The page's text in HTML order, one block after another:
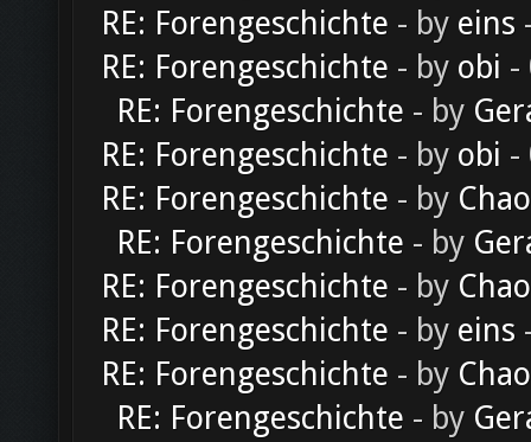
RE: Forengeschichte - by eins
RE: Forengeschichte - by obi -
RE: Forengeschichte - by
RE: Forengeschichte - by obi -
RE: Forengeschichte - by
RE: Forengeschichte - by
RE: Forengeschichte - by
RE: Forengeschichte - by eins
RE: Forengeschichte - by
RE: Forengeschichte - by